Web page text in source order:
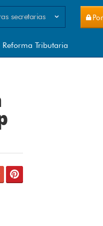
Estratégico SEFIN 2026-2027
do Conhecimento
IPM VAF Municípios
IPM - VAF Municípios
secretarias
Reforma Tributaria